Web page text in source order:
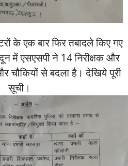
के एक बार फिर तबादले किए गए
में एसएसपी ने 14 निरीक्षक और
चौकियों से बदला है। देखिये पूरी
सूची।